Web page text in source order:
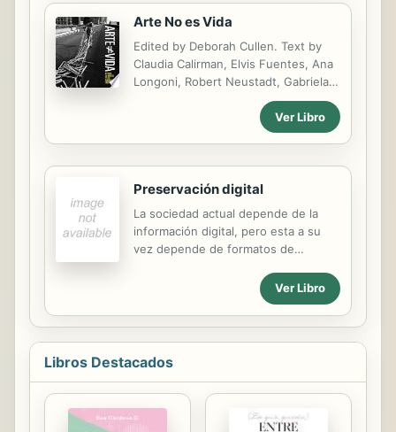
conjunto de conocimientos,
Arte No es Vida
Edited by Deborah Cullen. Text by
Claudia Calirman, Elvis Fuentes, Ana
Longoni, Robert Neustadt, Gabriela
Ver Libro
Preservación digital
La sociedad actual depende de la
información digital, pero esta a su
vez depende de formatos de
que pueden ser alterados y que se
vuelven obsoletos con el paso del
tiempo y el impacto del cambio
es el conjunto de técnicas y de
metodologías que permiten que la
información digital pueda
permanecer y seguir usándose a
medio y largo plazo. En este libro se
Ver Libro
Libros Destacados